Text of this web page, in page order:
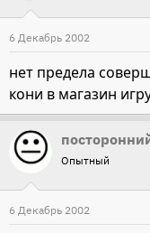
6 Декабрь 2002
нет предела
кони в магазин
Опытный
6 Декабрь 2002